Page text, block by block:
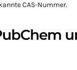
CAS-Nummer.